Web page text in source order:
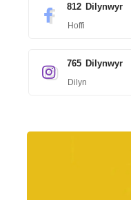
812 Dilynwyr
Hoffi
765 Dilynwyr
Dilyn